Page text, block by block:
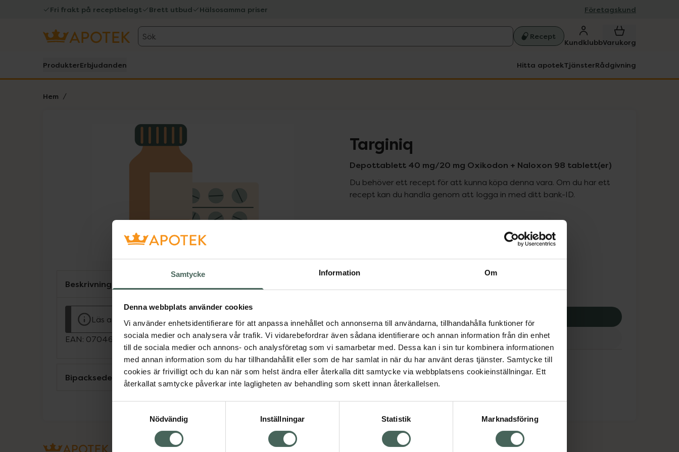
Samtycke Information Om
Denna webbplats använder cookies
Vi använder enhetsidentifierare för att anpassa innehållet och annonserna till användarna, tillhandahålla funktioner för
sociala medier och analysera vår trafik. Vi vidarebefordrar även sådana identifierare och annan information från din enhet
till de sociala medier och annons- och analysföretag som vi samarbetar med. Dessa kan i sin tur kombinera informationen
med annan information som du har tillhandahållit eller som de har samlat in när du har använt deras tjänster. Samtycke till
cookies är frivilligt och du kan när som helst ändra eller återkalla ditt samtycke via webbplatsens cookieinställningar. Ett
återkallat samtycke påverkar inte lagligheten av behandling som skett innan återkallelsen.
Nödvändig
Inställningar Statistik Marknadsföring
Fri frakt på receptbelagt Brett utbud Hälsosamma priser Företagskund
Sök Recept
KundklubbVarukorg
ProdukterErbjudanden Hitta apotekTjänsterRådgivning
Hem
Lista: . Innehåller 1 objekt. Targiniq
Depottablett 40 mg/20 mg Oxikodon + Naloxon 98 tablett(er)
Du behöver ett recept för att kunna köpa denna vara. Om du har ett
recept kan du handla genom att logga in med ditt bank-ID.
Pris med recept
Högkostnadsskyddet gäller
1322 kr
I apotek:1322 kr
Köp via ditt recept
Aktuella erbjudanden
Beskrivning
Läs alltid bipacksedeln innan användning.
EAN: 07046260526129
Bipacksedel från FASS Visa
Om recept och läkemedel